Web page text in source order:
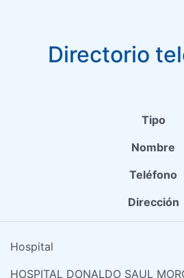
Directorio
Tipo
Nombre
Teléfono
Dirección
Hospital
HOSPITAL DONALDO SAUL